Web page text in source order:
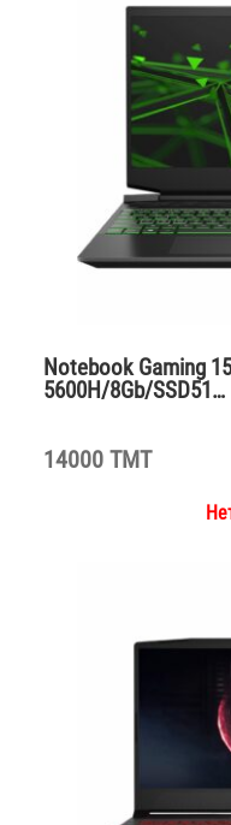
Notebook Gaming
5600H/8Gb/SSD51…
14000 TMT